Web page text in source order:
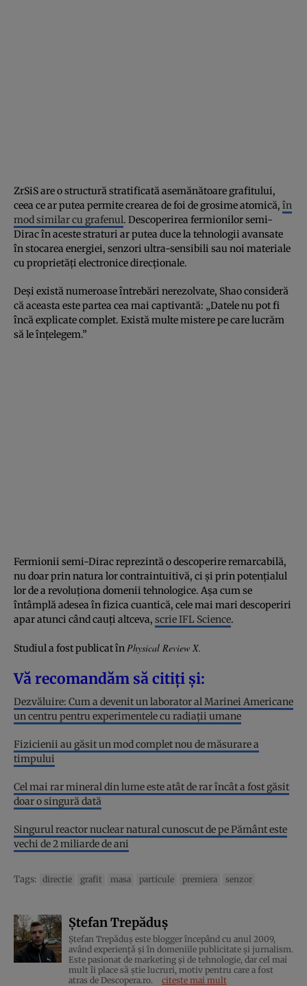
ZrSiS are o structură stratificată asemănătoare grafitului,
ceea ce ar putea permite crearea de foi de grosime atomică, în
mod similar cu grafenul. Descoperirea fermionilor semi-
Dirac în aceste straturi ar putea duce la tehnologii avansate
în stocarea energiei, senzori ultra-sensibili sau noi materiale
cu proprietăți electronice direcționale.
Deși există numeroase întrebări nerezolvate, Shao consideră
că aceasta este partea cea mai captivantă: „Datele nu pot fi
încă explicate complet. Există multe mistere pe care lucrăm
să le înțelegem.”
Fermionii semi-Dirac reprezintă o descoperire remarcabilă,
nu doar prin natura lor contraintuitivă, ci și prin potențialul
lor de a revoluționa domenii tehnologice. Așa cum se
întâmplă adesea în fizica cuantică, cele mai mari descoperiri
apar atunci când cauți altceva, scrie IFL Science.
Studiul a fost publicat în Physical Review X.
Vă recomandăm să citiți și:
Dezvăluire: Cum a devenit un laborator al Marinei Americane
un centru pentru experimentele cu radiații umane
Fizicienii au găsit un mod complet nou de măsurare a
timpului
Cel mai rar mineral din lume este atât de rar încât a fost găsit
doar o singură dată
Singurul reactor nuclear natural cunoscut de pe Pământ este
vechi de 2 miliarde de ani
Tags: directie grafit masa particule premiera senzor
Ștefan Trepăduș
Ștefan Trepăduș este blogger începând cu anul 2009,
având experiență și în domeniile publicitate și jurnalism.
Este pasionat de marketing și de tehnologie, dar cel mai
mult îi place să știe lucruri, motiv pentru care a fost
atras de Descopera.ro.
citește mai mult